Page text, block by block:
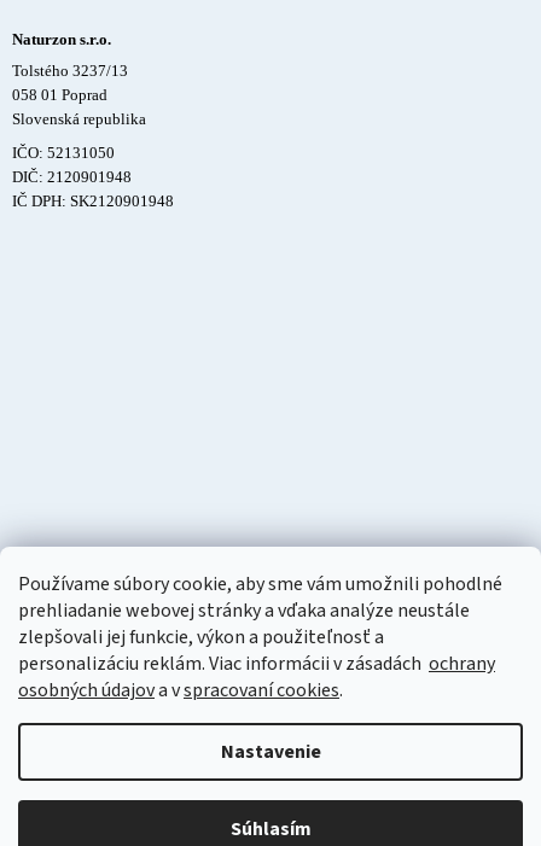
Používame súbory cookie, aby sme vám umožnili pohodlné
prehliadanie webovej stránky a vďaka analýze neustále
zlepšovali jej funkcie, výkon a použiteľnosť a
personalizáciu reklám. Viac informácii v zásadách ochrany
osobných údajova vspracovaní cookies.
Nastavenie
Súhlasím
Naturzon s.r.o.
Tolstého 3237/13
058 01 Poprad
Slovenská republika
IČO: 52131050
DIČ: 2120901948
IČ DPH: SK2120901948
Vytvoril Shoptet